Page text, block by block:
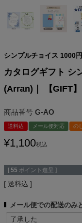
シンプルチョイス 1000
カタログギフト シ
(Arran)｜ 【GIFT】
商品番号 G-AO
送料込 メール便対応 の
¥1,100税込
[ 55 ポイント進呈 ]
送料込
メール便での配送のみ